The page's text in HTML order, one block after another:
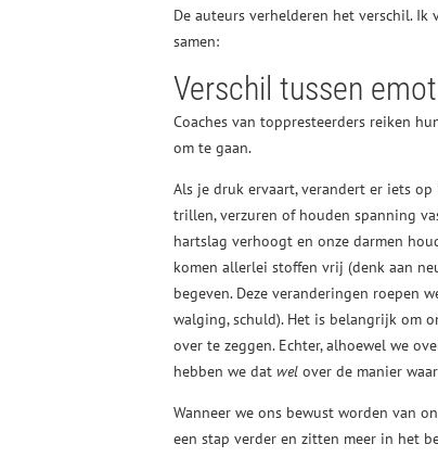
De auteurs verhelderen het verschil.
samen:
Verschil tussen
Coaches van toppresteerders reiken
om te gaan.
Als je druk ervaart, verandert er iets
trillen, verzuren of houden spanning
hartslag verhoogt en onze darmen
komen allerlei stoffen vrij (denk aan
begeven. Deze veranderingen roepen
walging, schuld). Het is belangrijk om
over te zeggen. Echter, alhoewel we
hebben we dat wel over de manier
Wanneer we ons bewust worden van
een stap verder en zitten meer in het